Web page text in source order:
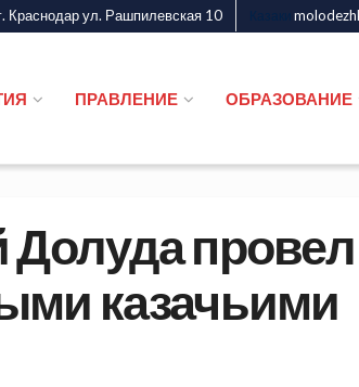
Краснодар ул. Рашпилевская 10
ПРАВЛЕНИЕ ОБРАЗОВАНИЕ
провел
казачьими